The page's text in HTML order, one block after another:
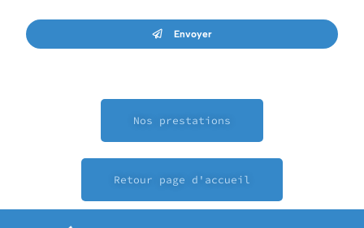
Envoyer
Nos prestations
Retour page d'accueil